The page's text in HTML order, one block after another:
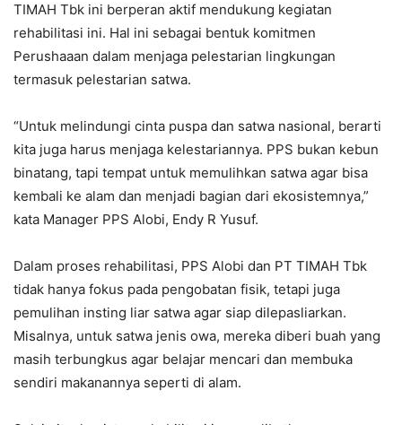
TIMAH Tbk ini berperan aktif mendukung kegiatan
rehabilitasi ini. Hal ini sebagai bentuk komitmen
Perushaaan dalam menjaga pelestarian lingkungan
termasuk pelestarian satwa.
“Untuk melindungi cinta puspa dan satwa nasional, berarti
kita juga harus menjaga kelestariannya. PPS bukan kebun
binatang, tapi tempat untuk memulihkan satwa agar bisa
kembali ke alam dan menjadi bagian dari ekosistemnya,”
kata Manager PPS Alobi, Endy R Yusuf.
Dalam proses rehabilitasi, PPS Alobi dan PT TIMAH Tbk
tidak hanya fokus pada pengobatan fisik, tetapi juga
pemulihan insting liar satwa agar siap dilepasliarkan.
Misalnya, untuk satwa jenis owa, mereka diberi buah yang
masih terbungkus agar belajar mencari dan membuka
sendiri makanannya seperti di alam.